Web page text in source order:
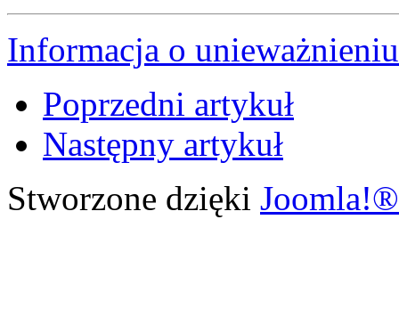
Informacja o
Poprzedni artykuł
Następny artykuł
Stworzone dzięki Joomla!®